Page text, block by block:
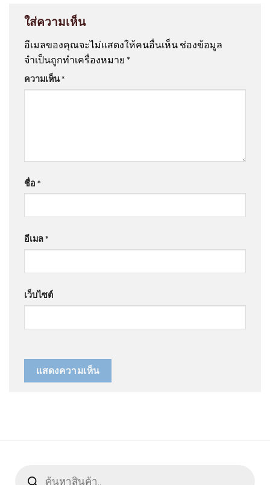
ใส่ความเห็น
อีเมลของคุณจะไม่แสดงให้คนอื่นเห็น ช่องข้อมูล
จำเป็นถูกทำเครื่องหมาย *
ความเห็น*
ชื่อ *
อีเมล*
เว็บไซต์
search